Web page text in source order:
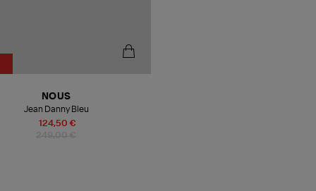
124,50 €
NOUS
Jean Danny Bleu